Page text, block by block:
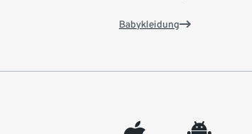
Babykleidung